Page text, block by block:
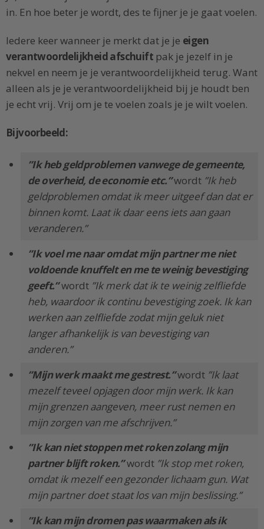
in. En hoe beter je wordt, des te fijner je je gaat voelen.
Iedere keer wanneer je merkt dat je je eigen
verantwoordelijkheid afschuift pak je jezelf in je
nekvel en neem je je verantwoordelijkheid terug. Want
alleen als je je verantwoordelijkheid bij je houdt ben
je echt vrij. Vrij om je te voelen zoals je je wilt voelen.
Bijvoorbeeld:
”Ik heb geldproblemen vanwege de gemeente,
de overheid, de economie etc.”wordt ”Ik heb
geldproblemen omdat ik meer uitgeef dan dat er
binnen komt. Laat ik daar eens iets aan gaan
veranderen.”
”Ik voel me naar omdat mijn partner me niet
voldoende knuffelt en me te weinig bevestiging
geeft.”wordt ”Ik merk dat ik te weinig zelfliefde
heb, waardoor ik continu bevestiging zoek. Ik kan
werken aan zelfliefde zodat mijn geluk niet
langer afhankelijk is van bevestiging van
anderen.”
”Mijn werk maakt me gestrest.”wordt ”Ik laat
mezelf teveel opjagen door mijn werk. Ik kan
mijn grenzen aangeven, meer rust nemen en
mijn zorgen van me afschrijven.”
”Ik kan niet stoppen met roken zolang mijn
partner blijft roken.”wordt ”Ik stop met roken,
omdat ik mezelf een gezonder lichaam gun. Wat
mijn partner doet staat los van mijn beslissing.”
”Ik kan mijn dromen pas waarmaken als ik